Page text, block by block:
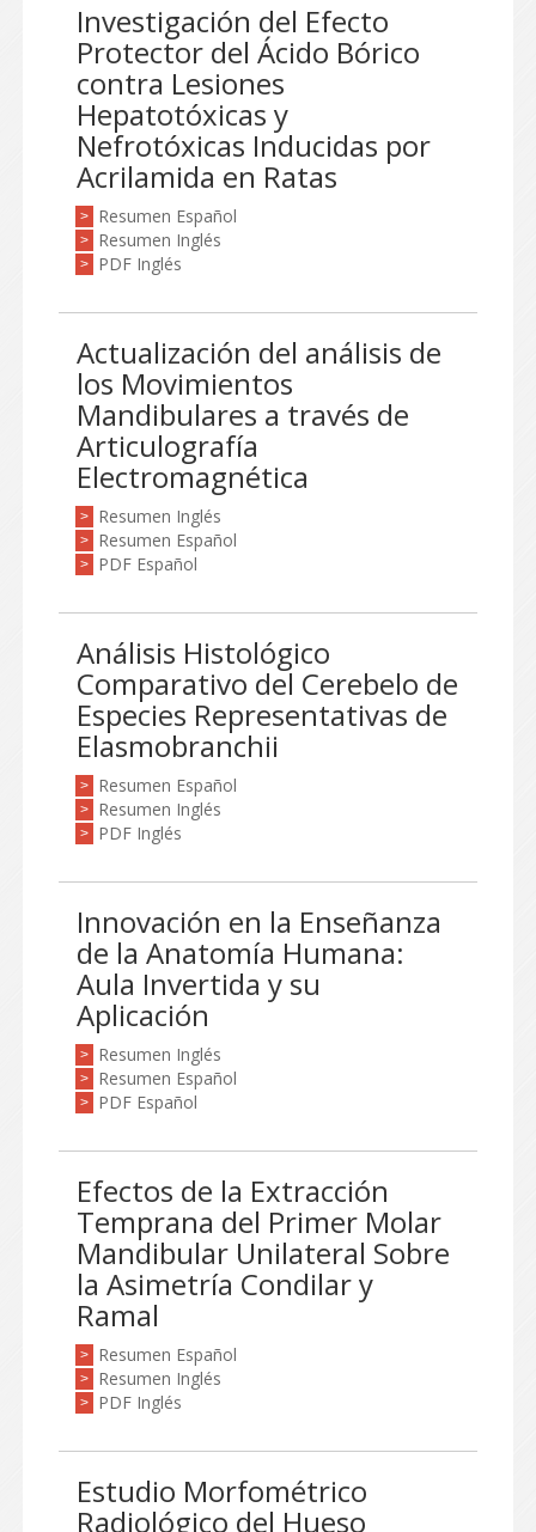
Investigación del Efecto
Protector del Ácido Bórico
contra Lesiones
Hepatotóxicas y
Nefrotóxicas Inducidas por
Acrilamida en Ratas
> Resumen Español
> Resumen Inglés
> PDF Inglés
Actualización del análisis de
los Movimientos
Mandibulares a través de
Articulografía
Electromagnética
> Resumen Inglés
> Resumen Español
> PDF Español
Análisis Histológico
Comparativo del Cerebelo de
Especies Representativas de
Elasmobranchii
> Resumen Español
> Resumen Inglés
> PDF Inglés
Innovación en la Enseñanza
de la Anatomía Humana:
Aula Invertida y su
Aplicación
> Resumen Inglés
> Resumen Español
> PDF Español
Efectos de la Extracción
Temprana del Primer Molar
Mandibular Unilateral Sobre
la Asimetría Condilar y
Ramal
> Resumen Español
> Resumen Inglés
> PDF Inglés
Estudio Morfométrico
Radiológico del Hueso